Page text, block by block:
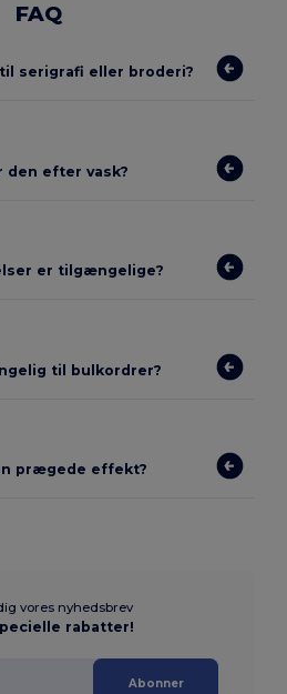
FAQ
serigrafi eller broderi?
den efter vask?
er tilgængelige?
til bulkordrer?
prægede effekt?
vores nyhedsbrev
rabatter!
Abonner